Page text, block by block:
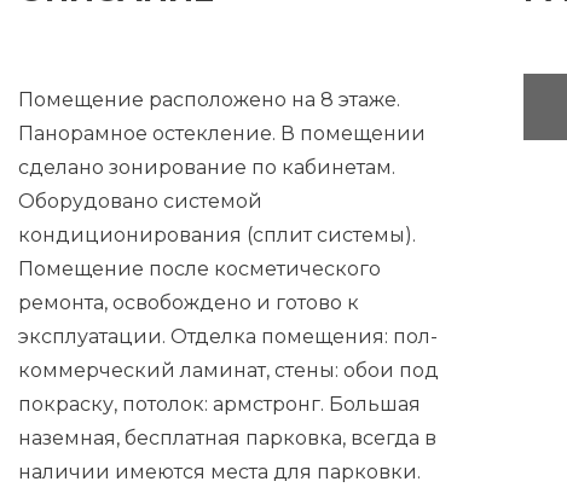
Помещение расположено на 8 этаже.
Панорамное остекление. В помещении
сделано зонирование по кабинетам.
Оборудовано системой
кондиционирования (сплит системы).
Помещение после косметического
ремонта, освобождено и готово к
эксплуатации. Отделка помещения: пол-
коммерческий ламинат, стены: обои под
покраску, потолок: армстронг. Большая
наземная, бесплатная парковка, всегда в
наличии имеются места для парковки.